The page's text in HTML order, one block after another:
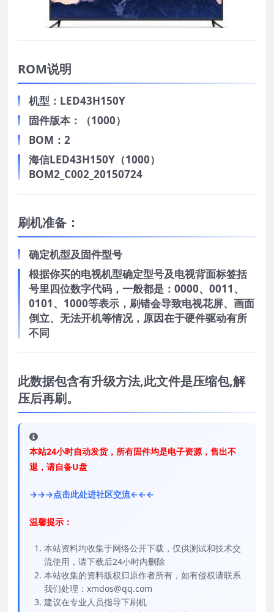
ROM说明
机型：LED43H150Y
固件版本：（1000）
BOM：2
海信LED43H150Y（1000）
BOM2_C002_20150724
刷机准备：
确定机型及固件型号
根据你买的电视机型确定型号及电视背面标签括
号里四位数字代码，一般都是：0000、0011、
0101、1000等表示，刷错会导致电视花屏、画面
倒立、无法开机等情况，原因在于硬件驱动有所
不同
此数据包含有升级方法,此文件是压缩包,解
压后再刷。
本站24小时自动发货，所有固件均是电子资源，售出不
退，请自备U盘
→→→点击此处进社区交流←←←
温馨提示：
本站资料均收集于网络公开下载，仅供测试和技术交
流使用，请下载后24小时内删除
本站收集的资料版权归原作者所有，如有侵权请联系
我们处理：xmdos@qq.com
建议在专业人员指导下刷机